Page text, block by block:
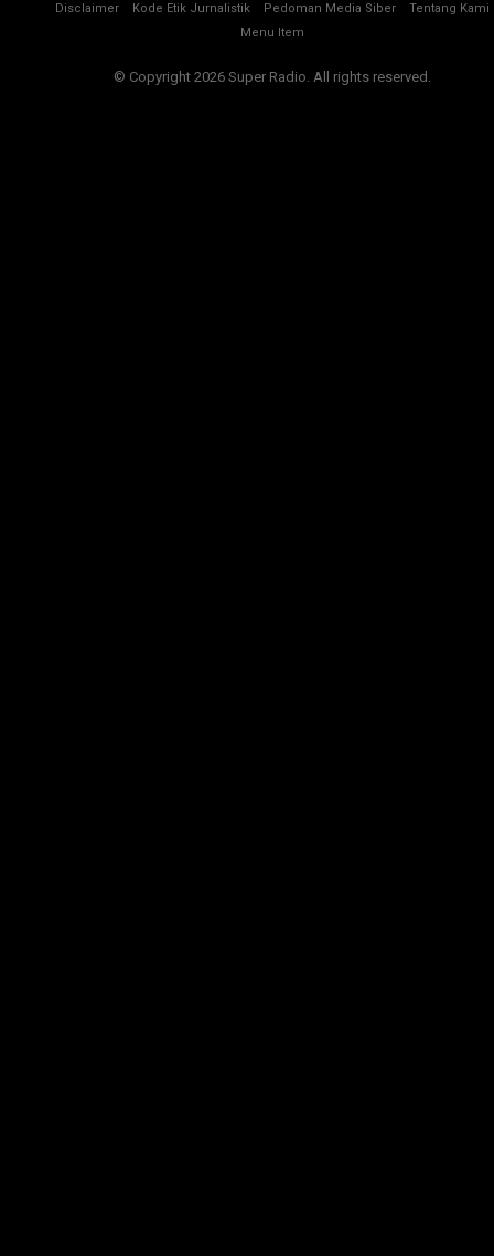
Disclaimer Kode Etik Jurnalistik Pedoman Media Siber
Tentang Kami
Menu Item
© Copyright 2026 Super Radio. All rights reserved.